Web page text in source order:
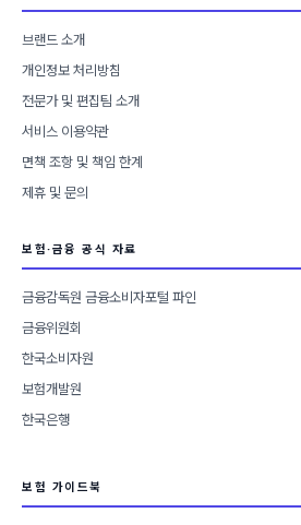
브랜드 소개
개인정보 처리방침
전문가 및 편집팀 소개
서비스 이용약관
면책 조항 및 책임 한계
제휴 및 문의
보험·금융 공식 자료
금융감독원 금융소비자포털 파인
금융위원회
한국소비자원
보험개발원
한국은행
보험 가이드북